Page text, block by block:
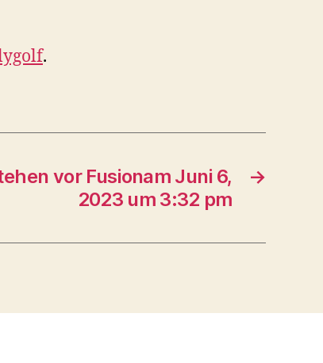
.
→
vor Fusionam Juni 6,
2023 um 3:32 pm